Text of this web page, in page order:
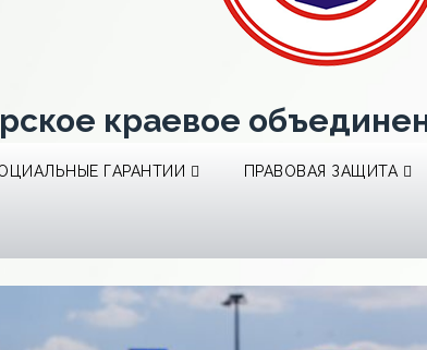
краевое
ГАРАНТИИ ПРАВОВАЯ ЗАЩИТА